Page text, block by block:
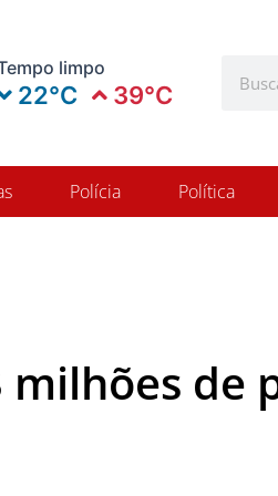
limpo
22°C 39°C
Polícia Política
milhões de